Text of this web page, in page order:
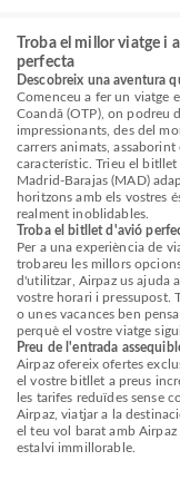
Troba el millor viatge i
perfecta
Descobreix una aventura
Comenceu a fer un viatge
Coandă (OTP), on podreu
impressionants, des del
carrers animats,
característic. Trieu el
Madrid-Barajas (MAD)
horitzons amb els vostres
realment inoblidables.
Troba el bitllet d'avió
Per a una experiència de
trobareu les millors
d'utilitzar, Airpaz us ajuda
vostre horari i pressupost.
o unes vacances ben
perquè el vostre viatge
Preu de l'entrada
Airpaz ofereix ofertes
el vostre bitllet a preus
les tarifes reduïdes sense
Airpaz, viatjar a la
el teu vol barat amb
estalvi immillorable.